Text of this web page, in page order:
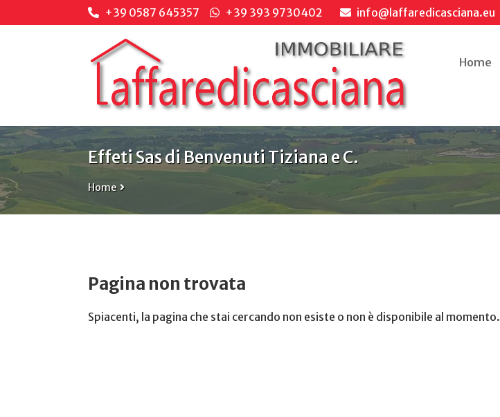
+39 0587 645357 +39 393 9730402 info@laffaredicasciana.eu
Home
Effeti Sas di Benvenuti Tiziana e C.
Home
Pagina non trovata
Spiacenti, la pagina che stai cercando non esiste o non è disponibile al momento.